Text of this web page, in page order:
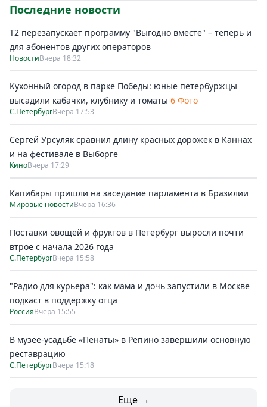
Последние новости
Т2 перезапускает программу "Выгодно вместе" – теперь и
для абонентов других операторов
НовостиВчера 18:32
Кухонный огород в парке Победы: юные петербуржцы
высадили кабачки, клубнику и томаты 6 Фото
С.ПетербургВчера 17:53
Сергей Урсуляк сравнил длину красных дорожек в Каннах
и на фестивале в Выборге
КиноВчера 17:29
Капибары пришли на заседание парламента в Бразилии
Мировые новостиВчера 16:36
Поставки овощей и фруктов в Петербург выросли почти
втрое с начала 2026 года
С.ПетербургВчера 15:58
"Радио для курьера": как мама и дочь запустили в Москве
подкаст в поддержку отца
РоссияВчера 15:55
В музее-усадьбе «Пенаты» в Репино завершили основную
реставрацию
С.ПетербургВчера 15:18
Еще →